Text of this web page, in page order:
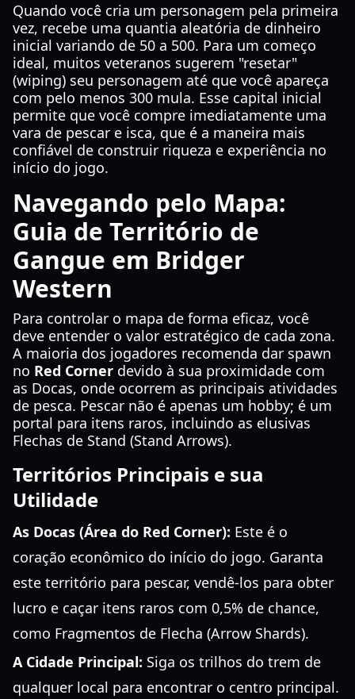
Quando você cria um personagem pela primeira
vez, recebe uma quantia aleatória de dinheiro
inicial variando de 50 a 500. Para um começo
ideal, muitos veteranos sugerem "resetar"
(wiping) seu personagem até que você apareça
com pelo menos 300 mula. Esse capital inicial
permite que você compre imediatamente uma
vara de pescar e isca, que é a maneira mais
confiável de construir riqueza e experiência no
início do jogo.
Navegando pelo Mapa:
Guia de Território de
Gangue em Bridger
Western
Para controlar o mapa de forma eficaz, você
deve entender o valor estratégico de cada zona.
A maioria dos jogadores recomenda dar spawn
no Red Corner devido à sua proximidade com
as Docas, onde ocorrem as principais atividades
de pesca. Pescar não é apenas um hobby; é um
portal para itens raros, incluindo as elusivas
Flechas de Stand (Stand Arrows).
Territórios Principais e sua
Utilidade
As Docas (Área do Red Corner): Este é o
coração econômico do início do jogo. Garanta
este território para pescar, vendê-los para obter
lucro e caçar itens raros com 0,5% de chance,
como Fragmentos de Flecha (Arrow Shards).
A Cidade Principal: Siga os trilhos do trem de
qualquer local para encontrar o centro principal.